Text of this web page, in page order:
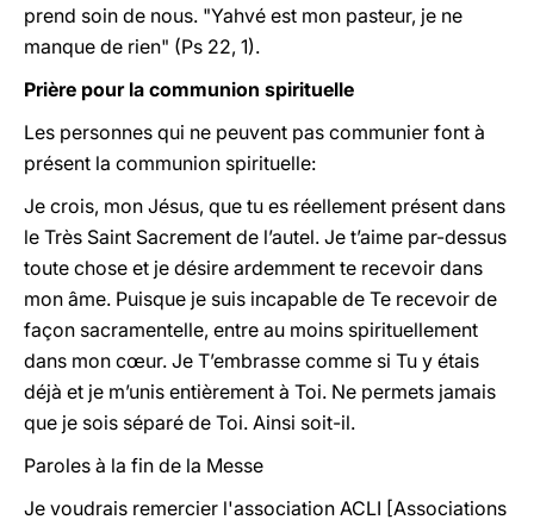
prend soin de nous. "Yahvé est mon pasteur, je ne
manque de rien" (Ps 22, 1).
Prière pour la communion spirituelle
Les personnes qui ne peuvent pas communier font à
présent la communion spirituelle:
Je crois, mon Jésus, que tu es réellement présent dans
le Très Saint Sacrement de l’autel. Je t’aime par-dessus
toute chose et je désire ardemment te recevoir dans
mon âme. Puisque je suis incapable de Te recevoir de
façon sacramentelle, entre au moins spirituellement
dans mon cœur. Je T’embrasse comme si Tu y étais
déjà et je m’unis entièrement à Toi. Ne permets jamais
que je sois séparé de Toi. Ainsi soit-il.
Paroles à la fin de la Messe
Je voudrais remercier l'association ACLI [Associations